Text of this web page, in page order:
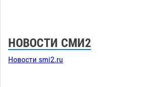
НОВОСТИ СМИ2
Новости smi2.ru